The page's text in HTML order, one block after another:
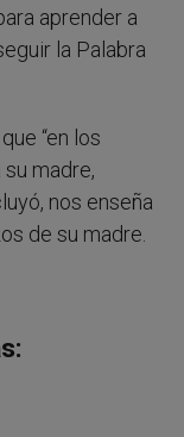
aprender a
la Palabra
“en los
madre,
nos enseña
de su madre.